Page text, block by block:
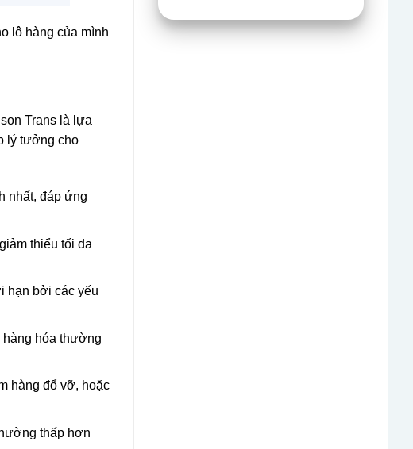
lô hàng của mình
Trans là lựa
lý tưởng cho
nhất, đáp ứng
thiểu tối đa
hạn bởi các yếu
hàng hóa thường
hàng đổ vỡ, hoặc
thấp hơn